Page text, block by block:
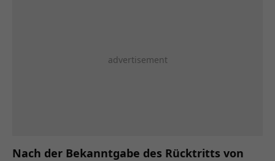
Nach der Bekanntgabe des Rücktritts von